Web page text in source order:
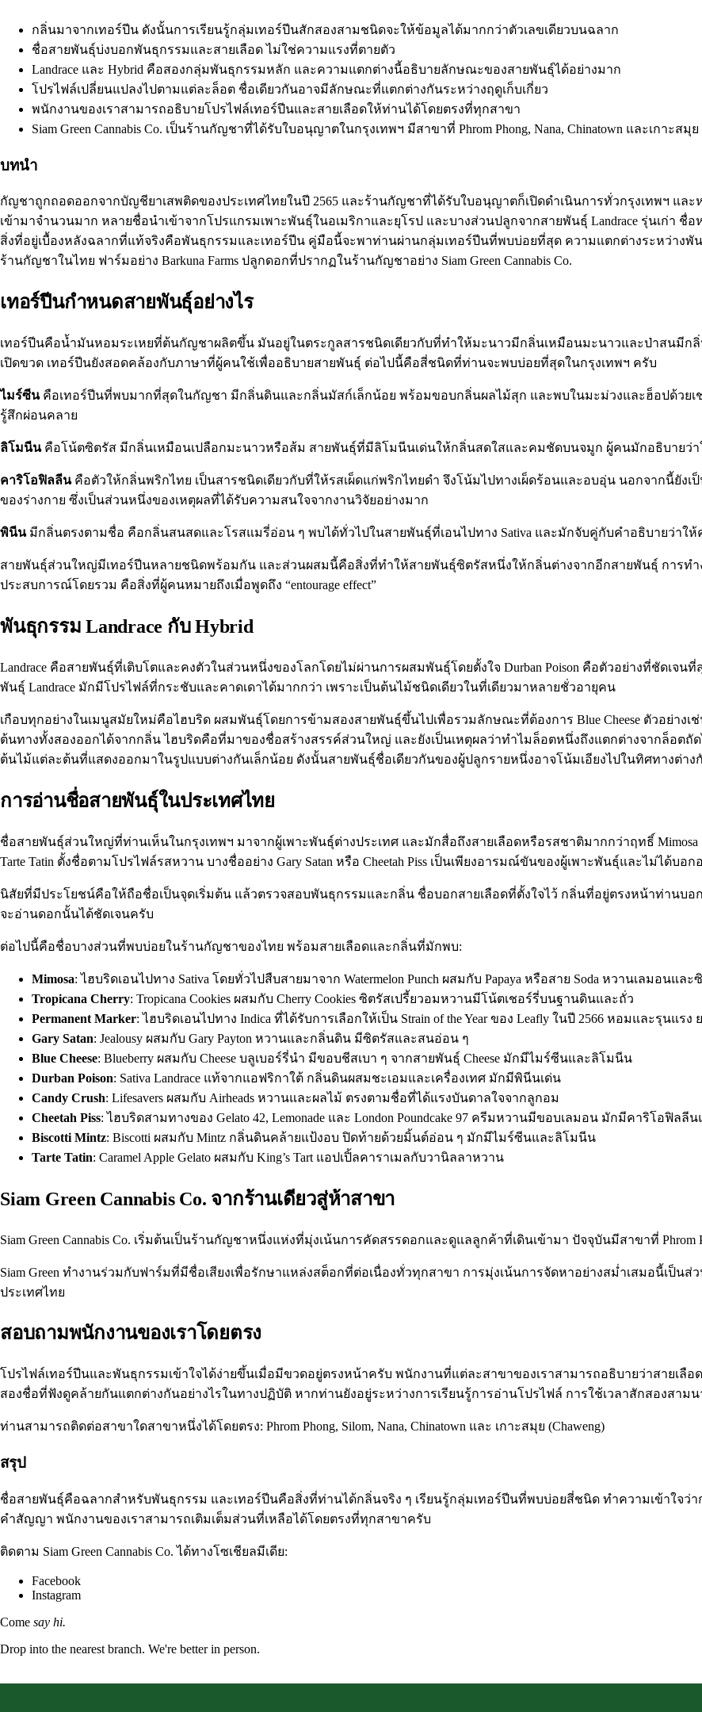
กลิ่นมาจากเทอร์ปีน ดังนั้นการเรียนรู้กลุ่มเทอร์ปีนสักสองสามชนิดจะให้ข้อมูลได้มากกว่าตัวเลขเดียวบนฉลาก
ชื่อสายพันธุ์บ่งบอกพันธุกรรมและสายเลือด ไม่ใช่ความแรงที่ตายตัว
Landrace และ Hybrid คือสองกลุ่มพันธุกรรมหลัก และความแตกต่างนี้อธิบายลักษณะของสายพันธุ์ได้อย่างมาก
โปรไฟล์เปลี่ยนแปลงไปตามแต่ละล็อต ชื่อเดียวกันอาจมีลักษณะที่แตกต่างกันระหว่างฤดูเก็บเกี่ยว
พนักงานของเราสามารถอธิบายโปรไฟล์เทอร์ปีนและสายเลือดให้ท่านได้โดยตรงที่ทุกสาขา
Siam Green Cannabis Co. เป็นร้านกัญชาที่ได้รับใบอนุญาตในกรุงเทพฯ มีสาขาที่ Phrom Phong, Nana, Chinatown และเกาะสมุย
บทนำ
กัญชาถูกถอดออกจากบัญชียาเสพติดของประเทศไทยในปี 2565 และร้านกัญชาที่ได้รับใบอนุญาตก็เปิดดำเนินการทั่วกรุงเทพฯ แ
เข้ามาจำนวนมาก หลายชื่อนำเข้าจากโปรแกรมเพาะพันธุ์ในอเมริกาและยุโรป และบางส่วนปลูกจากสายพันธุ์ Landrace รุ่นเก่า
สิ่งที่อยู่เบื้องหลังฉลากที่แท้จริงคือพันธุกรรมและเทอร์ปีน คู่มือนี้จะพาท่านผ่านกลุ่มเทอร์ปีนที่พบบ่อยที่สุด ความแตกต่างระหว่างพั
ร้านกัญชาในไทย ฟาร์มอย่าง Barkuna Farms ปลูกดอกที่ปรากฏในร้านกัญชาอย่าง Siam Green Cannabis Co.
เทอร์ปีนกำหนดสายพันธุ์อย่างไร
เทอร์ปีนคือน้ำมันหอมระเหยที่ต้นกัญชาผลิตขึ้น มันอยู่ในตระกูลสารชนิดเดียวกับที่ทำให้มะนาวมีกลิ่นเหมือนมะนาวและป่าสนมี
เปิดขวด เทอร์ปีนยังสอดคล้องกับภาษาที่ผู้คนใช้เพื่ออธิบายสายพันธุ์ ต่อไปนี้คือสี่ชนิดที่ท่านจะพบบ่อยที่สุดในกรุงเทพฯ ครับ
ไมร์ซีนคือเทอร์ปีนที่พบมากที่สุดในกัญชา มีกลิ่นดินและกลิ่นมัสก์เล็กน้อย พร้อมขอบกลิ่นผลไม้สุก และพบในมะม่วงและฮ็อปด้วย
รู้สึกผ่อนคลาย
ลิโมนีนคือโน้ตซิตรัส มีกลิ่นเหมือนเปลือกมะนาวหรือส้ม สายพันธุ์ที่มีลิโมนีนเด่นให้กลิ่นสดใสและคมชัดบนจมูก ผู้คนมักอธิบายว่า
คาริโอฟิลลีนคือตัวให้กลิ่นพริกไทย เป็นสารชนิดเดียวกับที่ให้รสเผ็ดแก่พริกไทยดำ จึงโน้มไปทางเผ็ดร้อนและอบอุ่น นอกจากนี้ยัง
ของร่างกาย ซึ่งเป็นส่วนหนึ่งของเหตุผลที่ได้รับความสนใจจากงานวิจัยอย่างมาก
พินีนมีกลิ่นตรงตามชื่อ คือกลิ่นสนสดและโรสแมรี่อ่อน ๆ พบได้ทั่วไปในสายพันธุ์ที่เอนไปทาง Sativa และมักจับคู่กับคำอธิบายว่าให้
สายพันธุ์ส่วนใหญ่มีเทอร์ปีนหลายชนิดพร้อมกัน และส่วนผสมนี้คือสิ่งที่ทำให้สายพันธุ์ซิตรัสหนึ่งให้กลิ่นต่างจากอีกสายพันธุ์ การท
ประสบการณ์โดยรวม คือสิ่งที่ผู้คนหมายถึงเมื่อพูดถึง “entourage effect”
พันธุกรรม Landrace กับ Hybrid
Landrace คือสายพันธุ์ที่เติบโตและคงตัวในส่วนหนึ่งของโลกโดยไม่ผ่านการผสมพันธุ์โดยตั้งใจ Durban Poison คือตัวอย่างที่ชัดเจ
พันธุ์ Landrace มักมีโปรไฟล์ที่กระชับและคาดเดาได้มากกว่า เพราะเป็นต้นไม้ชนิดเดียวในที่เดียวมาหลายชั่วอายุคน
เกือบทุกอย่างในเมนูสมัยใหม่คือไฮบริด ผสมพันธุ์โดยการข้ามสองสายพันธุ์ขึ้นไปเพื่อรวมลักษณะที่ต้องการ Blue Cheese ตัวอย่างเช่
ต้นทางทั้งสองออกได้จากกลิ่น ไฮบริดคือที่มาของชื่อสร้างสรรค์ส่วนใหญ่ และยังเป็นเหตุผลว่าทำไมล็อตหนึ่งถึงแตกต่างจากล็อต
ต้นไม้แต่ละต้นที่แสดงออกมาในรูปแบบต่างกันเล็กน้อย ดังนั้นสายพันธุ์ชื่อเดียวกันของผู้ปลูกรายหนึ่งอาจโน้มเอียงไปในทิศทางต่าง
การอ่านชื่อสายพันธุ์ในประเทศไทย
ชื่อสายพันธุ์ส่วนใหญ่ที่ท่านเห็นในกรุงเทพฯ มาจากผู้เพาะพันธุ์ต่างประเทศ และมักสื่อถึงสายเลือดหรือรสชาติมากกว่าฤทธิ์ Mimosa แ
Tarte Tatin ตั้งชื่อตามโปรไฟล์รสหวาน บางชื่ออย่าง Gary Satan หรือ Cheetah Piss เป็นเพียงอารมณ์ขันของผู้เพาะพันธุ์และไม่ได้บอ
นิสัยที่มีประโยชน์คือให้ถือชื่อเป็นจุดเริ่มต้น แล้วตรวจสอบพันธุกรรมและกลิ่น ชื่อบอกสายเลือดที่ตั้งใจไว้ กลิ่นที่อยู่ตรงหน้าท่านบอ
จะอ่านดอกนั้นได้ชัดเจนครับ
ต่อไปนี้คือชื่อบางส่วนที่พบบ่อยในร้านกัญชาของไทย พร้อมสายเลือดและกลิ่นที่มักพบ:
Mimosa: ไฮบริดเอนไปทาง Sativa โดยทั่วไปสืบสายมาจาก Watermelon Punch ผสมกับ Papaya หรือสาย Soda หวานเลมอนแ
Tropicana Cherry: Tropicana Cookies ผสมกับ Cherry Cookies ซิตรัสเปรี้ยวอมหวานมีโน้ตเชอร์รี่บนฐานดินและถั่ว
Permanent Marker: ไฮบริดเอนไปทาง Indica ที่ได้รับการเลือกให้เป็น Strain of the Year ของ Leafly ในปี 2566 หอมและรุนแรง
Gary Satan: Jealousy ผสมกับ Gary Payton หวานและกลิ่นดิน มีซิตรัสและสนอ่อน ๆ
Blue Cheese: Blueberry ผสมกับ Cheese บลูเบอร์รี่นำ มีขอบชีสเบา ๆ จากสายพันธุ์ Cheese มักมีไมร์ซีนและลิโมนีน
Durban Poison: Sativa Landrace แท้จากแอฟริกาใต้ กลิ่นดินผสมชะเอมและเครื่องเทศ มักมีพินีนเด่น
Candy Crush: Lifesavers ผสมกับ Airheads หวานและผลไม้ ตรงตามชื่อที่ได้แรงบันดาลใจจากลูกอม
Cheetah Piss: ไฮบริดสามทางของ Gelato 42, Lemonade และ London Poundcake 97 ครีมหวานมีขอบเลมอน มักมีคาริโอฟิลลี
Biscotti Mintz: Biscotti ผสมกับ Mintz กลิ่นดินคล้ายแป้งอบ ปิดท้ายด้วยมิ้นต์อ่อน ๆ มักมีไมร์ซีนและลิโมนีน
Tarte Tatin: Caramel Apple Gelato ผสมกับ King’s Tart แอปเปิ้ลคาราเมลกับวานิลลาหวาน
Siam Green Cannabis Co. จากร้านเดียวสู่ห้าสาขา
Siam Green Cannabis Co. เริ่มต้นเป็นร้านกัญชาหนึ่งแห่งที่มุ่งเน้นการคัดสรรดอกและดูแลลูกค้าที่เดินเข้ามา ปัจจุบันมีสาขาที่ Phrom
Siam Green ทำงานร่วมกับฟาร์มที่มีชื่อเสียงเพื่อรักษาแหล่งสต็อกที่ต่อเนื่องทั่วทุกสาขา การมุ่งเน้นการจัดหาอย่างสม่ำเสมอนี้เป็
ประเทศไทย
สอบถามพนักงานของเราโดยตรง
โปรไฟล์เทอร์ปีนและพันธุกรรมเข้าใจได้ง่ายขึ้นเมื่อมีขวดอยู่ตรงหน้าครับ พนักงานที่แต่ละสาขาของเราสามารถอธิบายว่าสายเ
สองชื่อที่ฟังดูคล้ายกันแตกต่างกันอย่างไรในทางปฏิบัติ หากท่านยังอยู่ระหว่างการเรียนรู้การอ่านโปรไฟล์ การใช้เวลาสักสองสาม
ท่านสามารถติดต่อสาขาใดสาขาหนึ่งได้โดยตรง: Phrom Phong, Silom, Nana, Chinatown และ เกาะสมุย (Chaweng)
สรุป
ชื่อสายพันธุ์คือฉลากสำหรับพันธุกรรม และเทอร์ปีนคือสิ่งที่ท่านได้กลิ่นจริง ๆ เรียนรู้กลุ่มเทอร์ปีนที่พบบ่อยสี่ชนิด ทำความเข้าใจว่า
คำสัญญา พนักงานของเราสามารถเติมเต็มส่วนที่เหลือได้โดยตรงที่ทุกสาขาครับ
ติดตาม Siam Green Cannabis Co. ได้ทางโซเชียลมีเดีย:
Facebook
Instagram
Come say hi.
Drop into the nearest branch. We're better in person.